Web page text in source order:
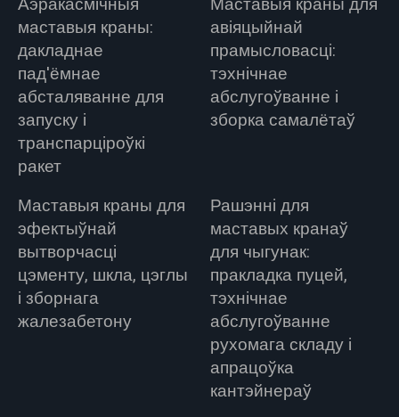
маставыя краны:
дакладнае
пад'ёмнае
абсталяванне для
запуску і
транспарціроўкі
ракет
авіяцыйнай
прамысловасці:
тэхнічнае
абслугоўванне і
зборка самалётаў
Маставыя краны для
эфектыўнай
вытворчасці
цэменту, шкла, цэглы
і зборнага
жалезабетону
Рашэнні для
маставых кранаў
для чыгунак:
пракладка пуцей,
тэхнічнае
абслугоўванне
рухомага складу і
апрацоўка
кантэйнераў